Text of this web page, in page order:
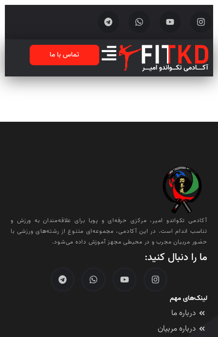
تماس با ما
آکادمی تکواندو امیر، مرکزی حرفه‌ای و پویا برای علاقه‌مندان به ورزش و
تناسب اندام است. در این آکادمی، مجموعه‌ای متنوع از رشته‌های ورزشی با
حضور مربیان مجرب و در محیطی مجهز آموزش داده می‌شود.
ما را دنبال کنید:
لینک‌های مهم
درباره ما
درباره مربیان